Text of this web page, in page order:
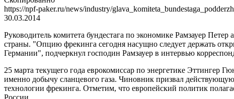
https://npf-paker.ru/news/industry/
30.03.2014
Руководитель комитета бундестага по экономике Рамзауер
страны. "Опцию фрекинга сегодня насущно следует держать
Германии", подчеркнул господин Рамзауер в интервью
25 марта текущего года еврокомиссар по энергетике Эттингер
именно добычу сланцевого газа. Чиновник призвал
технологии фрекинга. Отметим, что европейский политик
России.